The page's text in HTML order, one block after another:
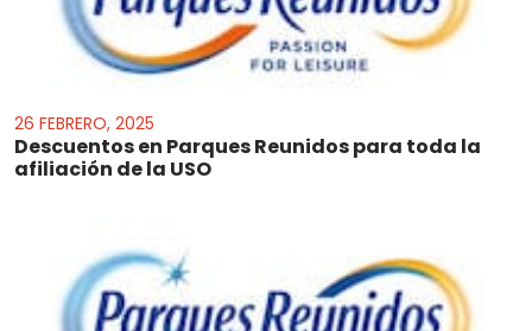
26 FEBRERO, 2025
Descuentos en Parques Reunidos para toda la
afiliación de la USO